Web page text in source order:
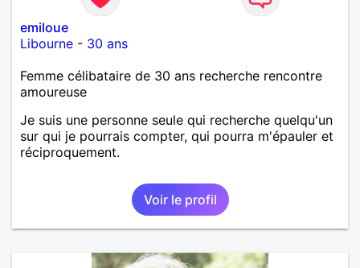
emiloue
Libourne - 30 ans
Femme célibataire de 30 ans recherche rencontre
amoureuse
Je suis une personne seule qui recherche quelqu'un
sur qui je pourrais compter, qui pourra m'épauler et
réciproquement.
Voir le profil